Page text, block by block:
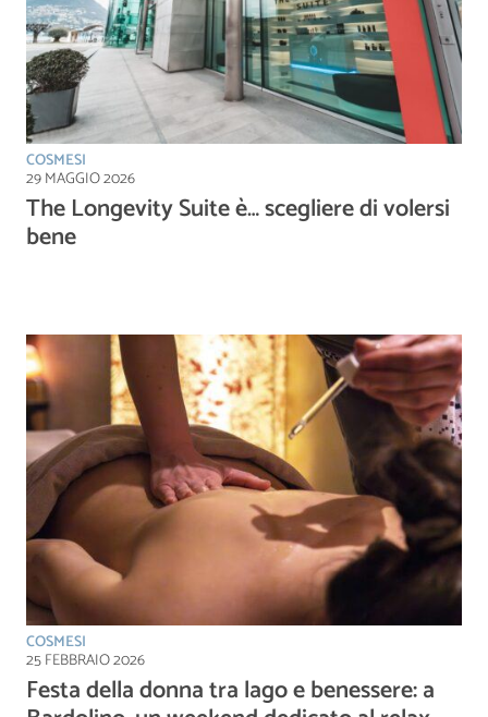
COSMESI
29 MAGGIO 2026
The Longevity Suite è… scegliere di volersi
bene
COSMESI
25 FEBBRAIO 2026
Festa della donna tra lago e benessere: a